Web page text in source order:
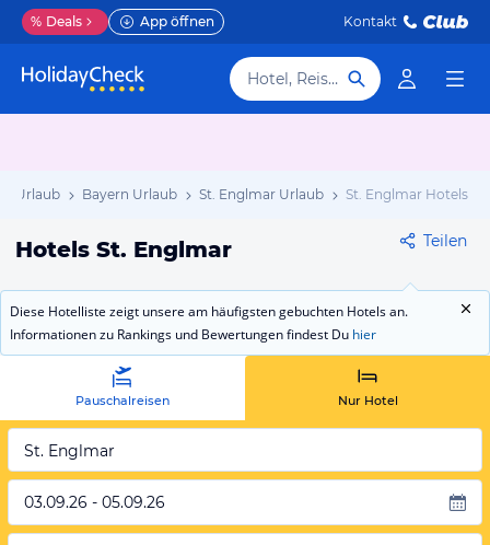
% Deals App öffnen Kontakt
Hotel, Reiseziel
Urlaub Bayern Urlaub St. Englmar Urlaub St. Englmar Hotels
Hotels St. Englmar Teilen
Diese Hotelliste zeigt unsere am häufigsten gebuchten Hotels an.
Informationen zu Rankings und Bewertungen findest Du hier
Pauschalreisen Nur Hotel
St. Englmar
03.09.26 - 05.09.26